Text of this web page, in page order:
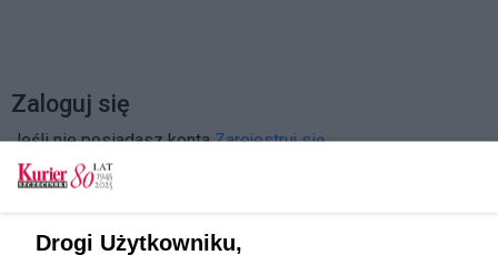
Zaloguj się
Jeśli nie posiadasz kontaZarejestruj się
Drogi Użytkowniku,